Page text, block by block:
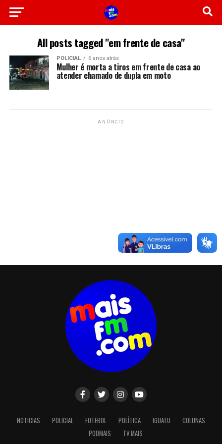
All posts tagged "em frente de casa"
POLICIAL 6 anos atrás
Mulher é morta a tiros em frente de casa ao
atender chamado de dupla em moto
ANÚNCIO
NOTICIAS POLICIAL FUTEBOL POLÍTICA IGUATU
COLUNAS
PODMAIS
TV MAIS